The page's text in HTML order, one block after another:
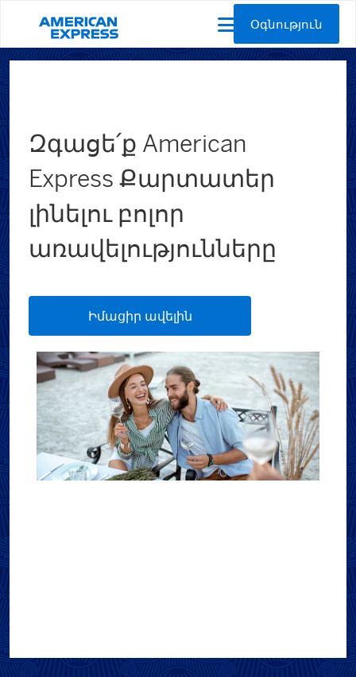
Օգնություն
Զգացե՛ք American
Express Քարտատեր
լինելու բոլոր
առավելությունները
Իմացիր ավելին